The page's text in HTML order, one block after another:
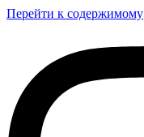
Перейти к содержимому